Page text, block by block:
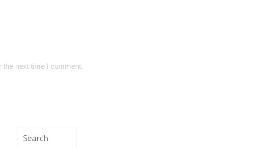
the next time I comment.